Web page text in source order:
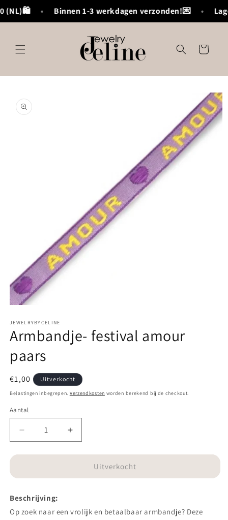
naar de
content
(NL)🛍️ Binnen 1-3 werkdagen verzonden!💌
Winkelwagen
direct naar
openen
in
modaal
JEWELRYBYCELINE
Armbandje- festival amour
paars
Normale
prijs
€1,00 Uitverkocht
Belastingen inbegrepen. Verzendkosten worden berekend bij de checkout.
Aantal
Aantal
Aantal
verlagen
voor
festival
paars
Aantal
verhogen
voor
Armbandje-
festival
Uitverkocht
Beschrijving:
Op zoek naar een vrolijk en betaalbaar armbandje? Deze